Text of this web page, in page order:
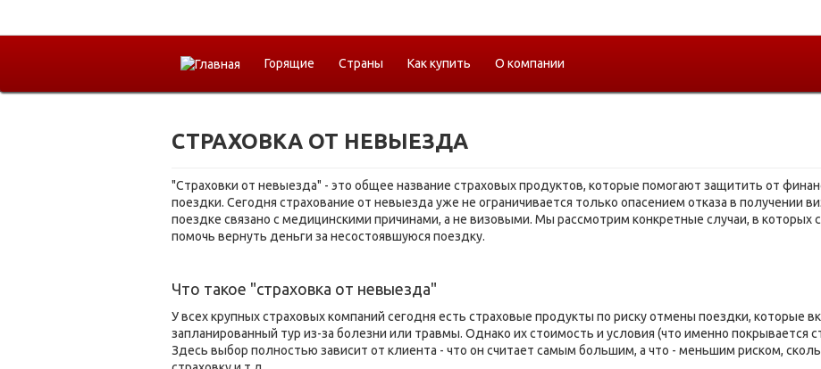
Горящие Страны Как купить О компании
СТРАХОВКА ОТ НЕВЫЕЗДА
"Страховки от невыезда" - это общее название страховых продуктов, которые помогают защитить от
поездки. Сегодня страхование от невыезда уже не ограничивается только опасением отказа в получении
поездке связано с медицинскими причинами, а не визовыми. Мы рассмотрим конкретные случаи, в которых
помочь вернуть деньги за несостоявшуюся поездку.
Что такое "страховка от невыезда"
У всех крупных страховых компаний сегодня есть страховые продукты по риску отмены поездки, которые
запланированный тур из-за болезни или травмы. Однако их стоимость и условия (что именно покрывается
Здесь выбор полностью зависит от клиента - что он считает самым большим, а что - меньшим риском,